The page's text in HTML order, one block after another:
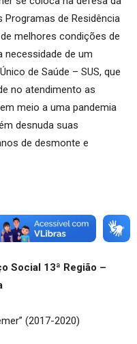
de Residência
melhores condições de
necessidade de um
de Saúde – SUS, que
no atendimento as
meio a uma pandemia
desnuda suas
de desmonte e
de 2020
Social 13ª Região –
(2017-2020)